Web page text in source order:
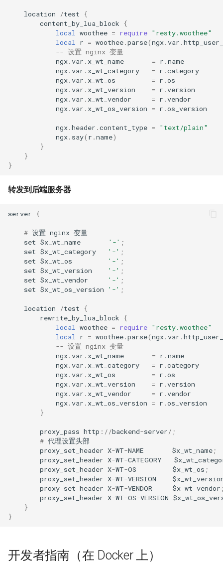
f4fhds
google
graphite
headers-more
hmac-secure-link
html-sanitize
iconv
image-filter
internal-redirect
ipset-access
js-challenge
json-var
jwt
location /test
{
content_by_lua_block
{
local
woothee = require "resty.woothee"
local
r = woothee.parse(ngx.var .
-- 设置 nginx 变量
ngx.var . x_wt_name = r .name
ngx.var . x_wt_category = r .category
ngx.var . x_wt_os = r .os
ngx.var . x_wt_version = r .version
ngx.var . x_wt_vendor = r .vendor
ngx.var . x_wt_os_version = r .os_version
ngx.header .content_type =
"text/plain"
ngx. say( r .name)
}
}
}
转发到后端服务器
server {
# 设置 nginx 变量
set $x_wt_name '-' ;
set $x_wt_category '-' ;
set $x_wt_os '-' ;
set $x_wt_version '-' ;
set $x_wt_vendor '-' ;
set $x_wt_os_version '-' ;
location /test
{
rewrite_by_lua_block
{
local
woothee = require "resty.woothee"
local
r = woothee.parse(ngx.var .
-- 设置 nginx 变量
ngx.var . x_wt_name = r .name
ngx.var . x_wt_category = r .category
ngx.var . x_wt_os = r .os
ngx.var . x_wt_version = r .version
ngx.var . x_wt_vendor = r .vendor
ngx.var . x_wt_os_version = r .os_version
}
proxy_pass http : //backend-server/ ;
# 代理设置头部
proxy_set_header X-WT-NAME $x_wt_name ;
proxy_set_header X-WT-CATEGORY $
proxy_set_header X-WT-OS $x_wt_os ;
proxy_set_header X-WT-VERSION $
proxy_set_header X-WT-VENDOR $x_wt_vendor
proxy_set_header X-WT-OS-VERSION $
}
}
开发者指南（在 Docker 上）